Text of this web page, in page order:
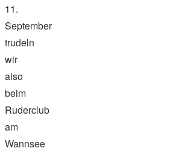
11.
September
trudeln
wir
also
beim
Ruderclub
am
Wannsee